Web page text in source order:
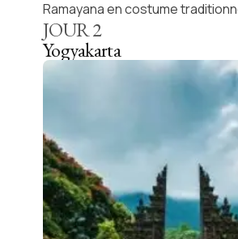
Ramayana en costume
JOUR2
Yogyakarta